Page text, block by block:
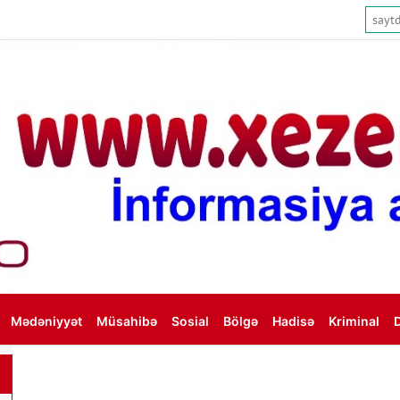
Mədəniyyət Müsahibə Sosial Bölgə Hadisə Kriminal